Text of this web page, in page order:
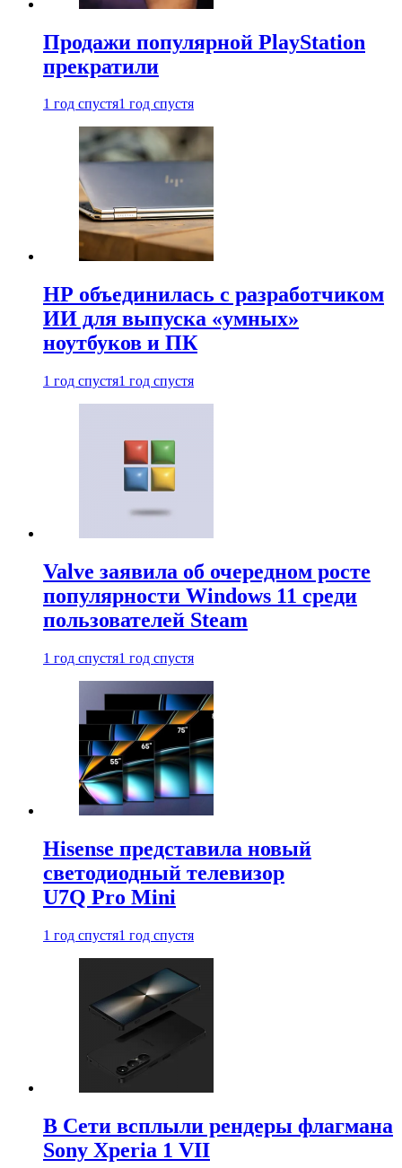
Продажи популярной PlayStation
прекратили
1 год спустя1 год спустя
HP объединилась с разработчиком
ИИ для выпуска «умных»
ноутбуков и ПК
1 год спустя1 год спустя
Valve заявила об очередном росте
популярности Windows 11 среди
пользователей Steam
1 год спустя1 год спустя
Hisense представила новый
светодиодный телевизор
U7Q Pro Mini
1 год спустя1 год спустя
В Сети всплыли рендеры флагмана
Sony Xperia 1 VII